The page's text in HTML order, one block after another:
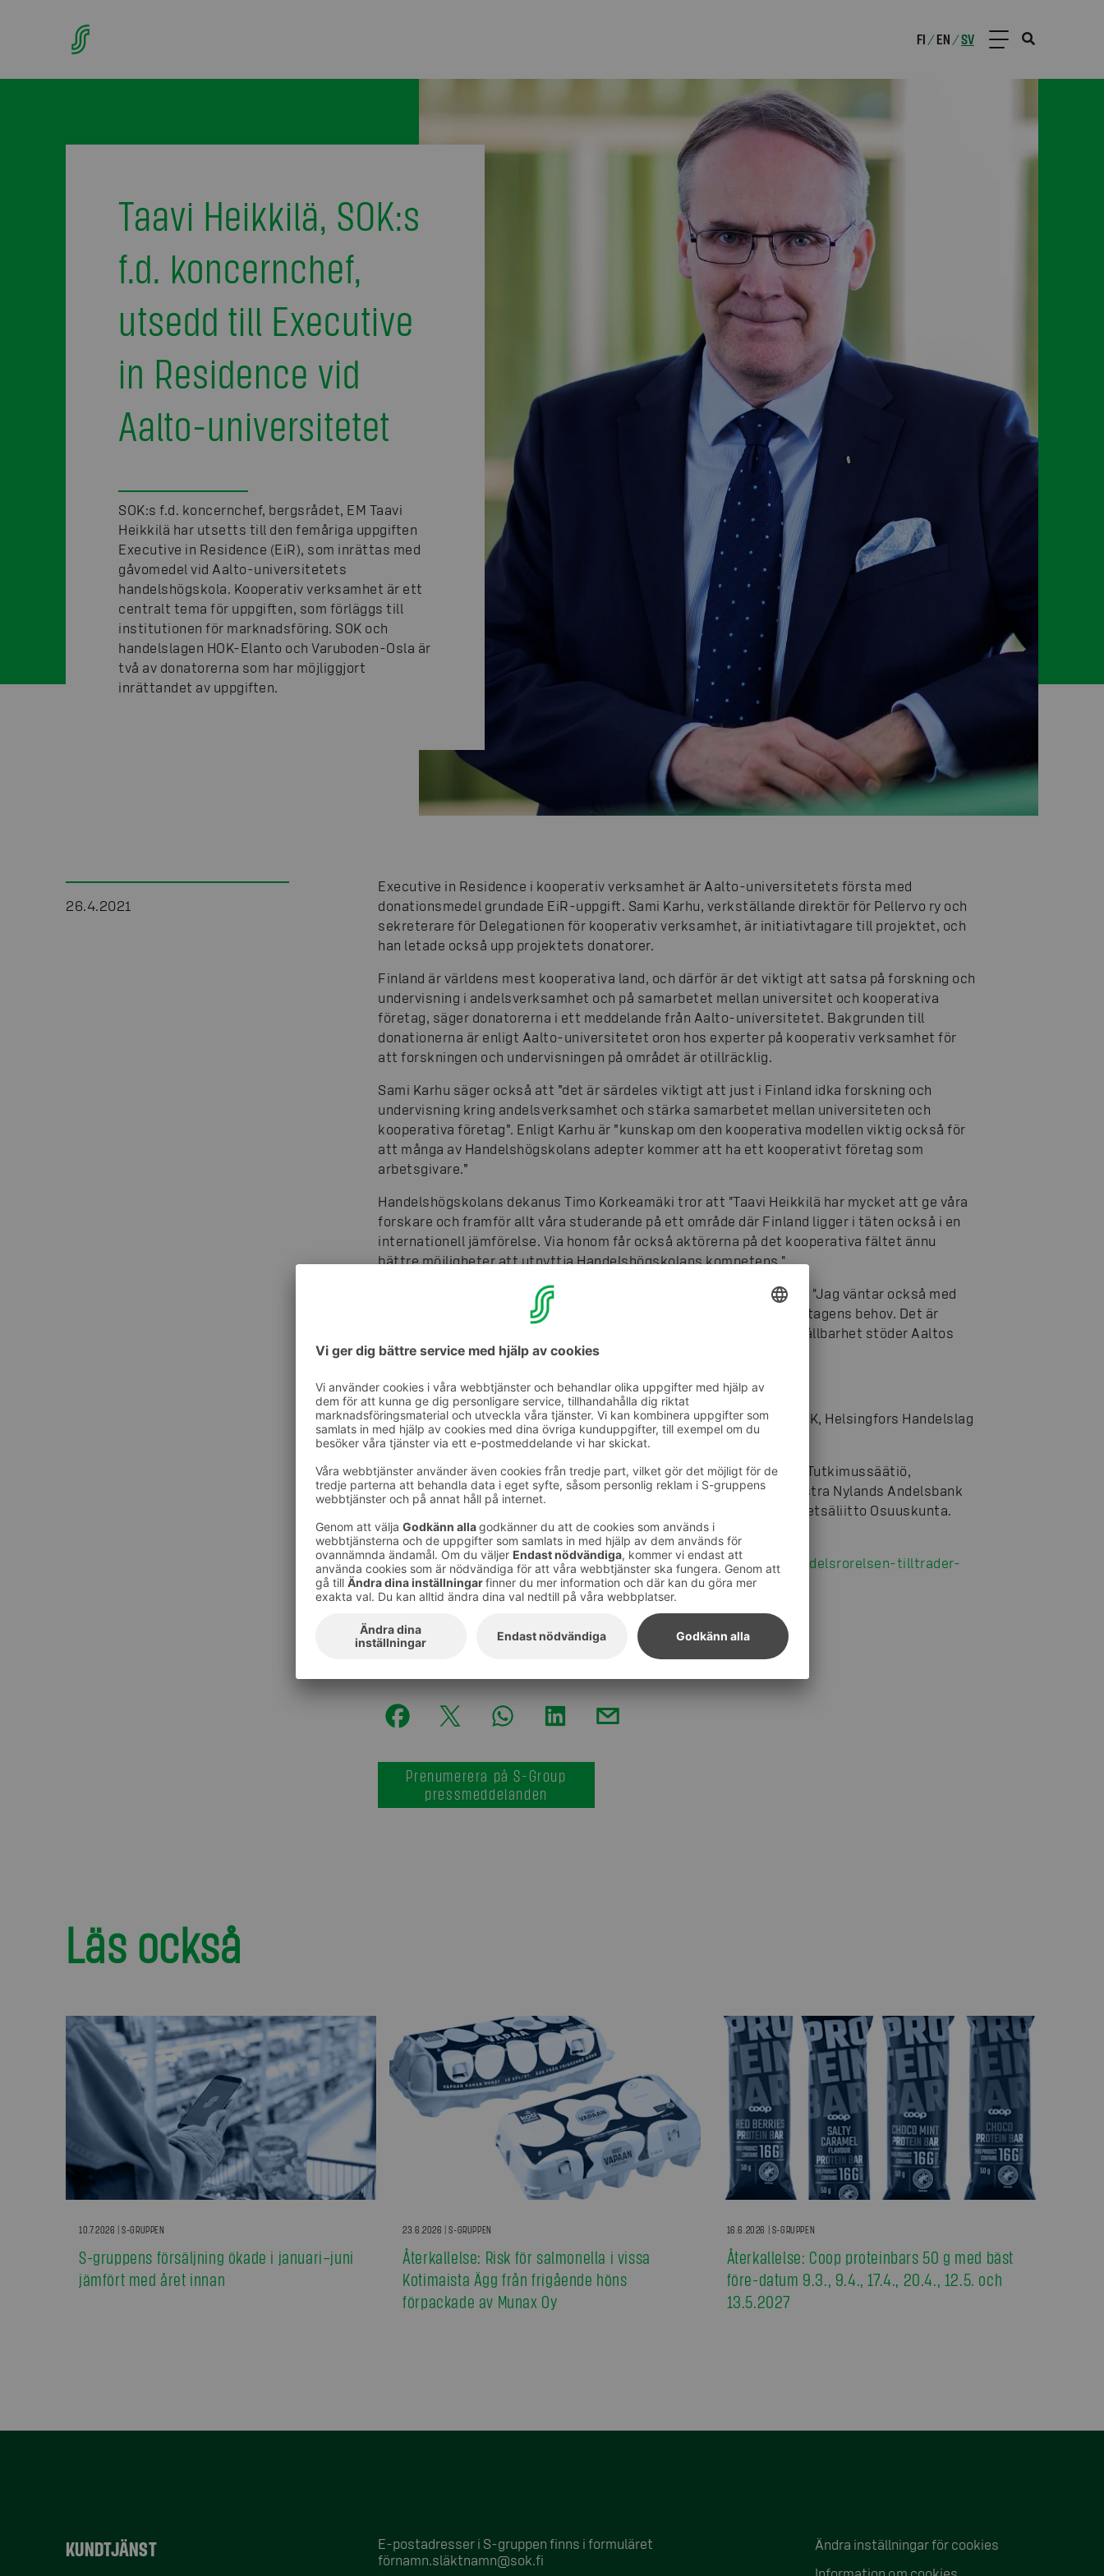
FI /EN /SV
Taavi Heikkilä, SOK:s
f.d. koncernchef,
utsedd till Executive
in Residence vid
Aalto-universitetet
SOK:s f.d. koncernchef, bergsrådet, EM Taavi
Heikkilä har utsetts till den femåriga uppgiften
Executive in Residence (EiR), som inrättas med
gåvomedel vid Aalto-universitetets
handelshögskola. Kooperativ verksamhet är ett
centralt tema för uppgiften, som förläggs till
institutionen för marknadsföring. SOK och
handelslagen HOK-Elanto och Varuboden-Osla är
två av donatorerna som har möjliggjort
inrättandet av uppgiften.
26.4.2021
Executive in Residence i kooperativ verksamhet är Aalto-universitetets första med
donationsmedel grundade EiR-uppgift. Sami Karhu, verkställande direktör för Pellervo ry och
sekreterare för Delegationen för kooperativ verksamhet, är initiativtagare till projektet, och
han letade också upp projektets donatorer.
Finland är världens mest kooperativa land, och därför är det viktigt att satsa på forskning och
undervisning i andelsverksamhet och på samarbetet mellan universitet och kooperativa
företag, säger donatorerna i ett meddelande från Aalto-universitetet. Bakgrunden till
donationerna är enligt Aalto-universitetet oron hos experter på kooperativ verksamhet för
att forskningen och undervisningen på området är otillräcklig.
Sami Karhu säger också att ”det är särdeles viktigt att just i Finland idka forskning och
undervisning kring andelsverksamhet och stärka samarbetet mellan universiteten och
kooperativa företag”. Enligt Karhu är ”kunskap om den kooperativa modellen viktig också för
att många av Handelshögskolans adepter kommer att ha ett kooperativt företag som
arbetsgivare.”
Handelshögskolans dekanus Timo Korkeamäki tror att "Taavi Heikkilä har mycket att ge våra
forskare och framför allt våra studerande på ett område där Finland ligger i täten också i en
internationell jämförelse. Via honom får också aktörerna på det kooperativa fältet ännu
bättre möjligheter att utnyttja Handelshögskolans kompetens."
Taavi Heikkilä ser med iver fram mot sina möten med studerandena: "Jag väntar också med
spänning på att bygga broar mellan kompetensen vid Aalto och företagens behov. Det är
lyckligt att min erfarenhet av modern kooperativ verksamhet och hållbarhet stöder Aaltos
framgångshistoria", säger han i meddelandet.
Heikkilä tillträder sin uppgift den 1 augusti.
Donatorer i S-gruppen är Centrallaget för Handelslagen i Finland SOK, Helsingfors Handelslag
Elanto och Osuuskauppa Varuboden-Osla Handelslag.
De övriga aktörerna som stödde positionen är Pellervo, OP-ryhmän Tutkimussäätiö,
LokalTapiola Ömsesidigt Försäkringsbolag, Nylands Andelsbank, Östra Nylands Andelsbank
Osuuspankki, Östra Nylands Aktiebank, Andelslaget Tradeka och Metsäliitto Osuuskunta.
Aalto-universitetets meddelande kan läsas i sin helhet här:
https://www.aalto.fi/sv/nyheter/taavi-heikkila-veteran-inom-andelsrorelsen-tilltrader-
ny-post-vid-aalto-universitetet
Prenumerera på S-Group
pressmeddelanden
Läs också
10.7.2026 | S-GRUPPEN
S-gruppens försäljning ökade i januari–juni
jämfört med året innan
23.6.2026 | S-GRUPPEN
Återkallelse: Risk för salmonella i vissa
Kotimaista Ägg från frigående höns
förpackade av Munax Oy
16.6.2026 | S-GRUPPEN
Återkallelse: Coop proteinbars 50 g med bäst
före-datum 9.3., 9.4., 17.4., 20.4., 12.5. och
13.5.2027
KUNDTJÄNST
E-postadresser i S-gruppen finns i formuläret
förnamn.släktnamn@sok.fi
Ändra inställningar för cookies